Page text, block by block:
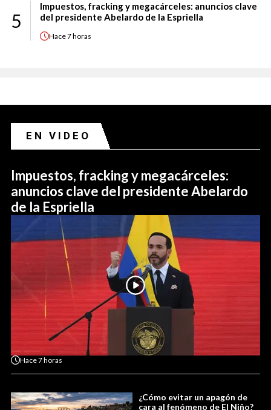
5
Impuestos, fracking y megacárceles: anuncios clave
del presidente Abelardo de la Espriella
Hace7 horas
EN VIDEO
Impuestos, fracking y megacárceles:
anuncios clave del presidente Abelardo
de la Espriella
Hace7 horas
¿Cómo evitar un apagón de
cara al fenómeno de El Niño?